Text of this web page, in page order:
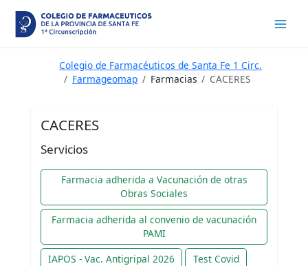
contenido
Colegio de Farmacéuticos de Santa Fe 1 Circ.
Farmageomap
Farmacias CACERES
CACERES
Servicios
Farmacia adherida a Vacunación de otras
Obras Sociales
Farmacia adherida al convenio de vacunación
PAMI
IAPOS - Vac. Antigripal 2026
Test Covid